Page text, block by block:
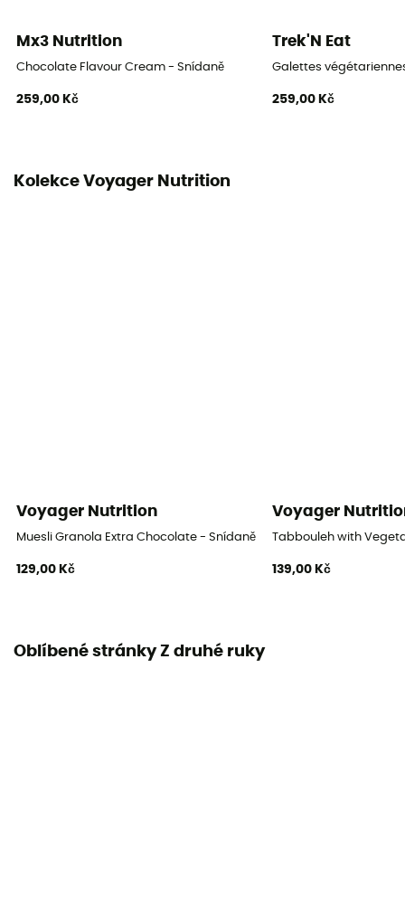
Mx3 Nutrition
Chocolate Flavour Cream - Snídaně
259,00 Kč
Trek'N Eat
Galettes
259,00 Kč
Kolekce Voyager Nutrition
Voyager Nutrition
Muesli Granola Extra Chocolate - Snídaně
129,00 Kč
Voyager
Tabbouleh with
139,00 Kč
Oblíbené stránky Z druhé ruky